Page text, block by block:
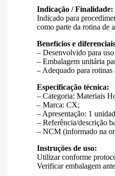
Indicação / Finalidade:
Indicado para
como parte da rotina de
Benefícios e
– Desenvolvido para
– Embalagem unitária
– Adequado para
Especificação técnica:
– Categoria: Materiais
– Marca: CX;
– Apresentação: 1
– Referência/descrição
– NCM (informado na
Instruções de uso:
Utilizar conforme
Verificar embalagem